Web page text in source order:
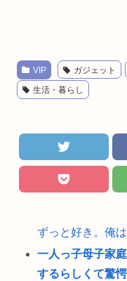
VIP ガジェット
生活・暮らし
ずっと好き。俺
一人っ子母子家
するらしくて驚愕